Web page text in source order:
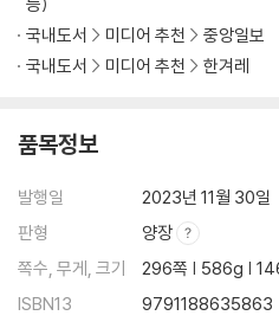
국내도서
미디어 추천
중앙일보
국내도서
미디어 추천 한겨레
품목정보
발행일
2023년 11월 30일
판형
양장
쪽수, 무게, 크기
296쪽 | 586g |
ISBN13
9791188635863